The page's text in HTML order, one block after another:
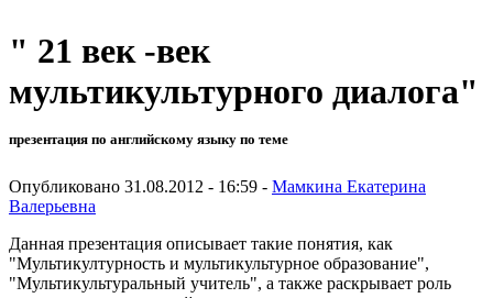
" 21 век -век
мультикультурного диалога"
презентация по английскому языку по теме
Опубликовано 31.08.2012 - 16:59 - Мамкина Екатерина
Валерьевна
Данная презентация описывает такие понятия, как
"Мультикултурность и мультикультурное образование",
"Мультикультуральный учитель", а также раскрывает роль